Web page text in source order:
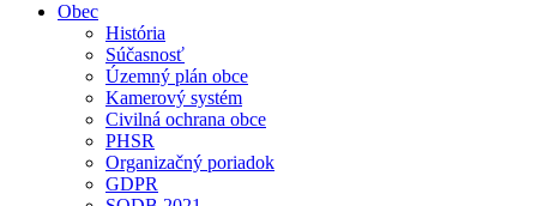
Obec
História
Súčasnosť
Územný plán obce
Kamerový systém
Civilná ochrana obce
PHSR
Organizačný poriadok
GDPR